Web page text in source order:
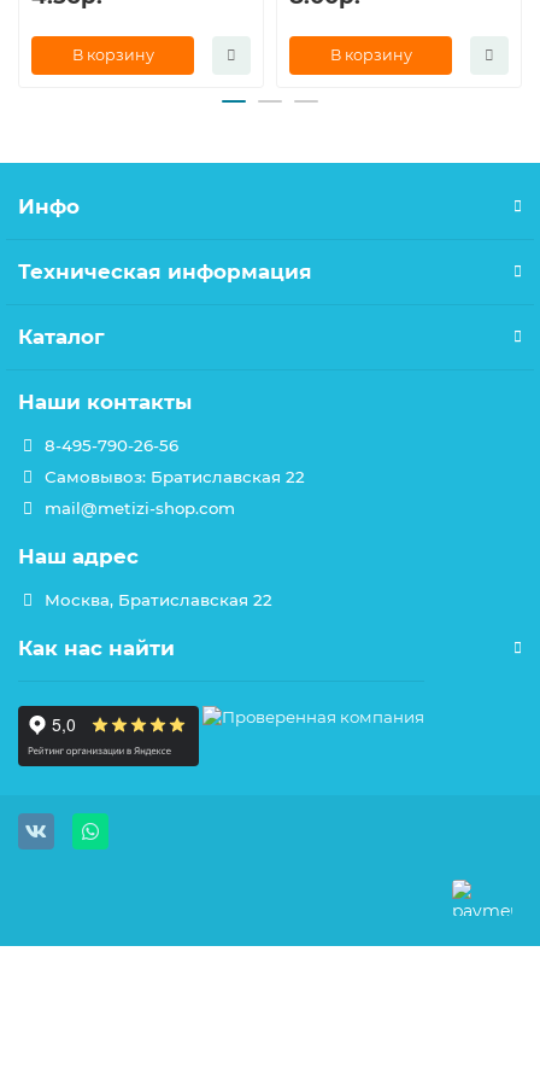
В корзину В корзину
Инфо
Техническая информация
Каталог
Наши контакты
8-495-790-26-56
Самовывоз: Братиславская 22
mail@metizi-shop.com
Наш адрес
Москва, Братиславская 22
Как нас найти